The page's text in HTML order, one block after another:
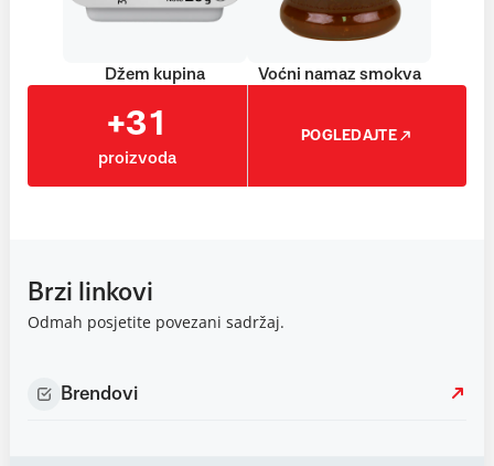
Džem kupina Voćni namaz smokva
+31
proizvoda
POGLEDAJTE
Brzi linkovi
Odmah posjetite povezani sadržaj.
Brendovi